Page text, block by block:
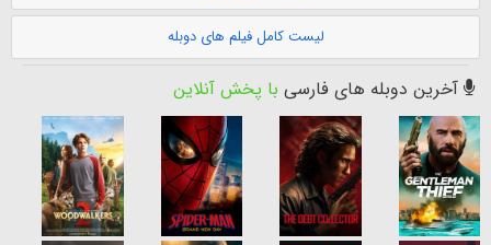
لیست کامل فیلم های دوبله
آخرین دوبله های فارسی با پخش آنلاین